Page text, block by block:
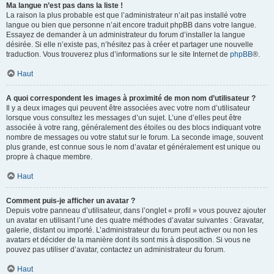
Ma langue n’est pas dans la liste !
La raison la plus probable est que l’administrateur n’ait pas installé votre
langue ou bien que personne n’ait encore traduit phpBB dans votre langue.
Essayez de demander à un administrateur du forum d’installer la langue
désirée. Si elle n’existe pas, n’hésitez pas à créer et partager une nouvelle
traduction. Vous trouverez plus d’informations sur le site Internet de phpBB®.
Haut
A quoi correspondent les images à proximité de mon nom d’utilisateur ?
Il y a deux images qui peuvent être associées avec votre nom d’utilisateur
lorsque vous consultez les messages d’un sujet. L’une d’elles peut être
associée à votre rang, généralement des étoiles ou des blocs indiquant votre
nombre de messages ou votre statut sur le forum. La seconde image, souvent
plus grande, est connue sous le nom d’avatar et généralement est unique ou
propre à chaque membre.
Haut
Comment puis-je afficher un avatar ?
Depuis votre panneau d’utilisateur, dans l’onglet « profil » vous pouvez ajouter
un avatar en utilisant l’une des quatre méthodes d’avatar suivantes : Gravatar,
galerie, distant ou importé. L’administrateur du forum peut activer ou non les
avatars et décider de la manière dont ils sont mis à disposition. Si vous ne
pouvez pas utiliser d’avatar, contactez un administrateur du forum.
Haut